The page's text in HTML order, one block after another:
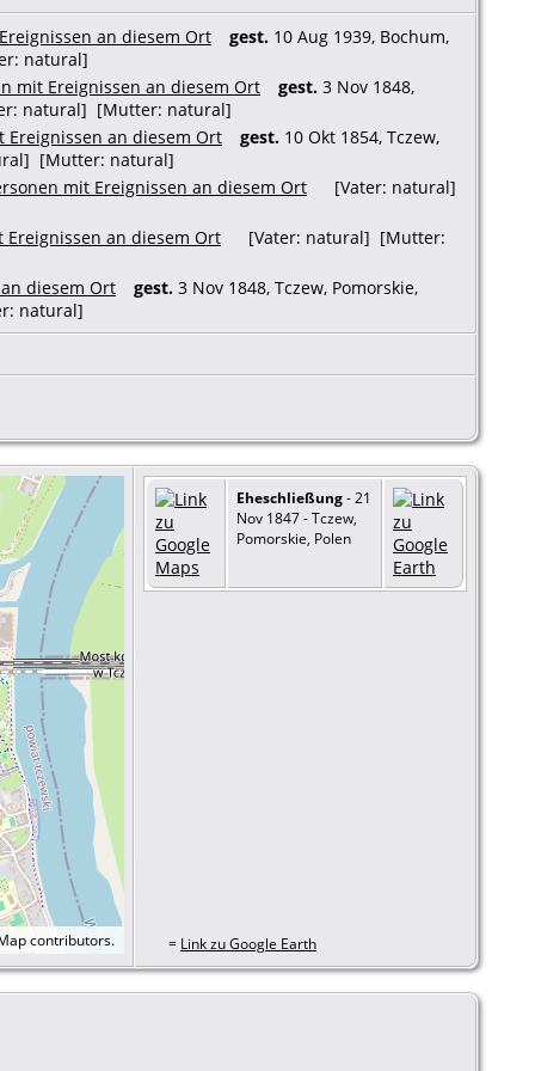
gest. 10 Aug 1939, Bochum,
natural]
gest. 3 Nov 1848,
natural] [Mutter: natural]
gest. 10 Okt 1854, Tczew,
[Mutter: natural]
[Vater: natural]
[Vater: natural] [Mutter:
gest. 3 Nov 1848, Tczew, Pomorskie,
natural]
contributors.
Eheschließung- 21
Nov 1847 - Tczew,
Pomorskie, Polen
= Link zu Google Earth